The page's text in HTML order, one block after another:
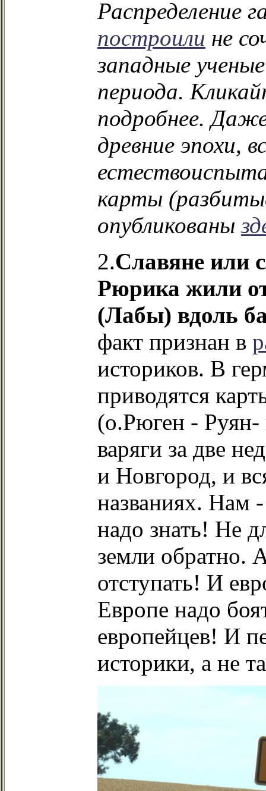
Распределение
построили не
западные
периода.
подробнее.
древние эпохи,
карты
опубликованы
2.Славяне или
Рюрика жили
(Лабы) вдоль
факт признан в
историков. В
приводятся
(о.Рюген - Руян-
варяги за две
и Новгород, и
названиях. Нам
надо знать! Не
земли обратно.
отступать! И
Европе надо
европейцев! И
историки, а не